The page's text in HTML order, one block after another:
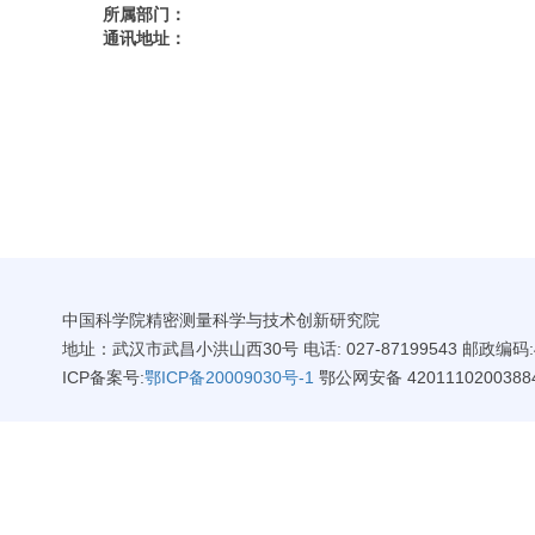
所属部门：
通讯地址：
中国科学院精密测量科学与技术创新研究院
地址：武汉市武昌小洪山西30号 电话: 027-87199543 邮政编码
ICP备案号:鄂ICP备20009030号-1 鄂公网安备